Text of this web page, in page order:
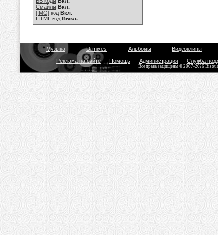
Смайлы Вкл.
[IMG] код Вкл.
HTML код Выкл.
Музыка Dj mixes Альбомы Видеоклипы
Реклама на сайте Помощь Администрация Служба
Все права защищены © 2007-2026